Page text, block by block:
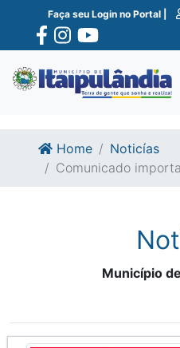
Ir para o conte�do
Ir para o fim do conte�do
Faça seu Login no Portal |
Home
Noticías
Comunicado
Município